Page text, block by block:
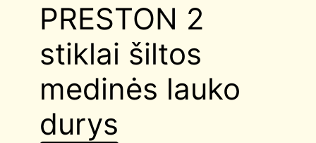
PRESTON 2
stiklai šiltos
medinės lauko
durys